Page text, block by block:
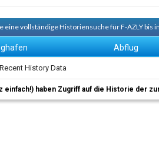
eine vollständige Historiensuche für F-AZLY bis
Abflug
History Data
haben Zugriff auf die Historie der